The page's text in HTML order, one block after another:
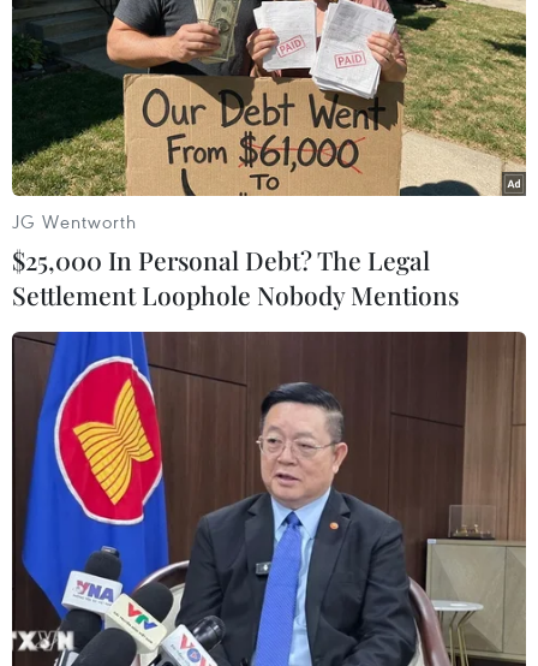
30/07/2026 11:20
Các nhà sản xuất ôtô Trung Quốc
đang gây áp lực lên các đối thủ Anh
30/07/2026 03:59
Pin xe điện - lời giải của bài toán
nguồn điện cho AI
30/07/2026 01:35
Kia đầu tư 649 triệu USD sản xuất ôtô
điện tại Mexico
29/07/2026 23:45
Động đất tại Kumamoto làm đình trệ
chuỗi cung ứng bán dẫn và ôtô Nhật
JG Wentworth
$25,000 In Personal Debt? The Legal
Settlement Loophole Nobody Mentions